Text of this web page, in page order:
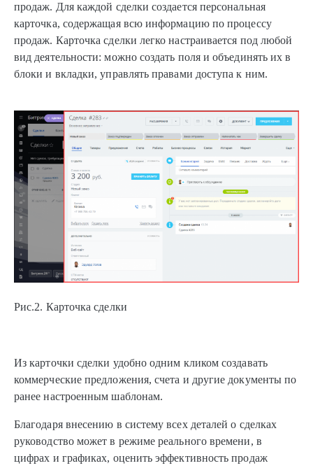
продаж. Для каждой сделки создается персональная
карточка, содержащая всю информацию по процессу
продаж. Карточка сделки легко настраивается под любой
вид деятельности: можно создать поля и объединять их в
блоки и вкладки, управлять правами доступа к ним.
Рис.2. Карточка сделки
Из карточки сделки удобно одним кликом создавать
коммерческие предложения, счета и другие документы по
ранее настроенным шаблонам.
Благодаря внесению в систему всех деталей о сделках
руководство может в режиме реального времени, в
цифрах и графиках, оценить эффективность продаж